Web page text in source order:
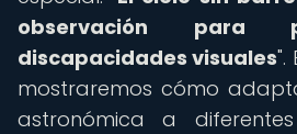
observación para
discapacidades visuales".
mostraremos cómo
astronómica a